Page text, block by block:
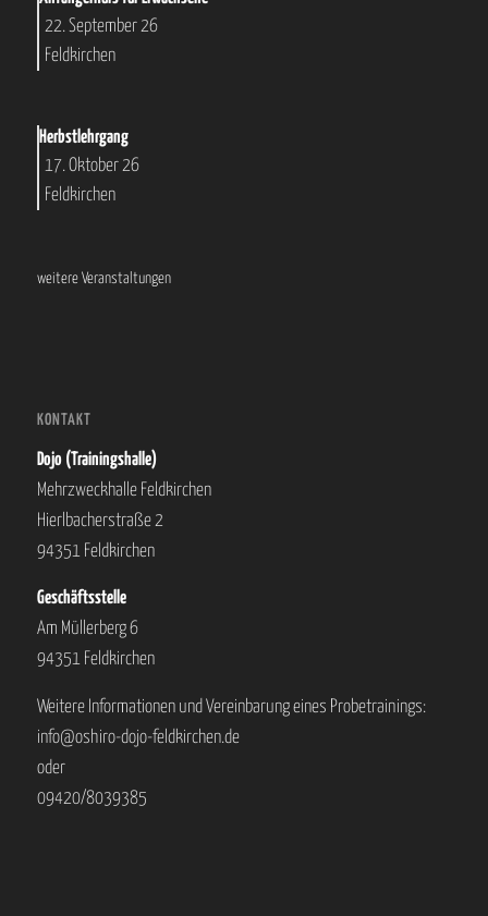
22. September 26
Feldkirchen
Herbstlehrgang
17. Oktober 26
Feldkirchen
weitere Veranstaltungen
KONTAKT
Dojo (Trainingshalle)
Mehrzweckhalle Feldkirchen
Hierlbacherstraße 2
94351 Feldkirchen
Geschäftsstelle
Am Müllerberg 6
94351 Feldkirchen
Weitere Informationen und Vereinbarung eines Probetrainings:
info@oshiro-dojo-feldkirchen.de
oder
09420/8039385